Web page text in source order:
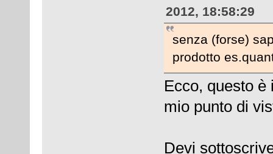
2012, 18:58:29
senza (forse)
prodotto
Ecco, questo
mio punto di
Devi